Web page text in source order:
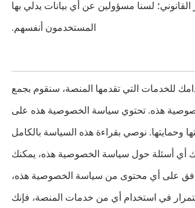
لسنا مسؤولين عن أي بيانات يدلي بها
المستخدمون أنفسهم.
للخدمات التي تقدمها المنصة، سنقوم بجمع
هذه. تحتوي سياسة الخصوصية هذه على
وحمايتها. نوصي بقراءة هذه السياسة بالكامل
أي أسئلة حول سياسة الخصوصية هذه، يمكنك
توافق على أي محتوى من سياسة الخصوصية هذه،
في استخدام أي من خدمات المنصة، فإنك